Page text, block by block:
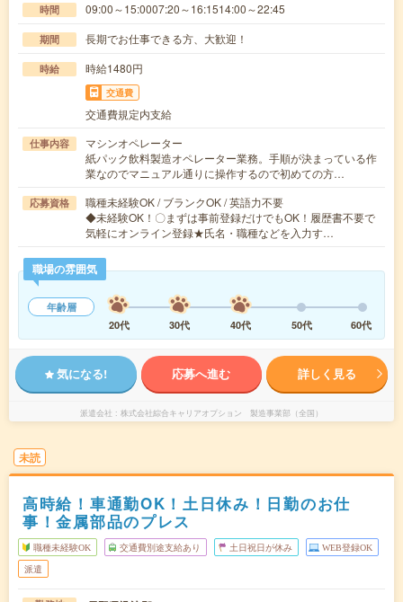
時間 09:00～15:0007:20～16:1514:00～22:45
期間 長期でお仕事できる方、大歓迎！
時給 時給1480円
交通費
交通費規定内支給
仕事内容
マシンオペレーター
紙パック飲料製造オペレーター業務。手順が決まっている作
業なのでマニュアル通りに操作するので初めての方…
応募資格
職種未経験OK / ブランクOK / 英語力不要
◆未経験OK！〇まずは事前登録だけでもOK！履歴書不要で
気軽にオンライン登録★氏名・職種などを入力す…
職場の雰囲気
年齢層
20代
30代 40代 50代 60代
気になる! 応募へ進む 詳しく見る
派遣会社 株式会社綜合キャリアオプション 製造事業部（全国）
未読
高時給！車通勤OK！土日休み！日勤のお仕
事！金属部品のプレス
職種未経験OK 交通費別途支給あり 土日祝日が休み WEB登録OK
派遣